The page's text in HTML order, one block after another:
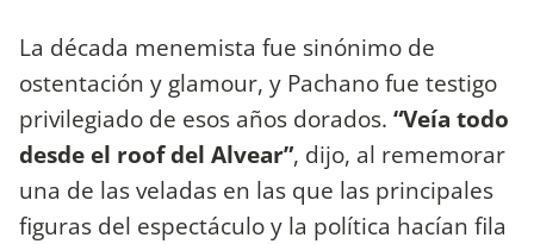
La década menemista fue sinónimo de
ostentación y glamour, y Pachano fue testigo
privilegiado de esos años dorados. “Veía todo
desde el roof del Alvear”, dijo, al rememorar
una de las veladas en las que las principales
figuras del espectáculo y la política hacían fila